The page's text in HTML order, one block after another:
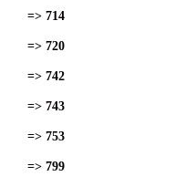
=> 714
=> 720
=> 742
=> 743
=> 753
=> 799